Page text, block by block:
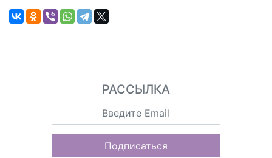
РАССЫЛКА
Подписаться